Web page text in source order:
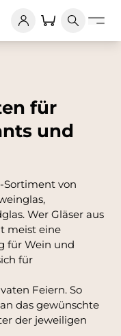
für
und
Sortiment von
Wer Gläser aus
meist eine
für Wein und
für
Feiern. So
das gewünschte
der jeweiligen